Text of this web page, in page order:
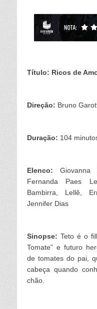
Título: Ricos de
Direção: Bruno
Duração: 104
Elenco:Giovanna
Fernanda Paes
Bambirra, Lellê,
Jennifer Dias
Sinopse: Teto é o
Tomate” e futuro
de tomates do pai,
cabeça quando
chão.